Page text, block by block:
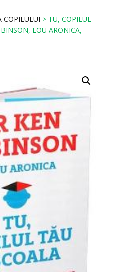
COPILULUI > TU, COPILUL
LOU ARONICA,